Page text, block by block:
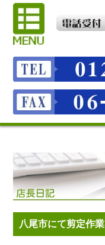
八尾市にて剪定作業